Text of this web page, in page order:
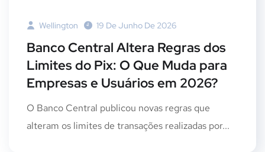
Wellington 19 De Junho De 2026
Banco Central Altera Regras dos
Limites do Pix: O Que Muda para
Empresas e Usuários em 2026?
O Banco Central publicou novas regras que
alteram os limites de transações realizadas por...